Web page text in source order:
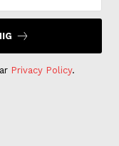
Privacy Policy.